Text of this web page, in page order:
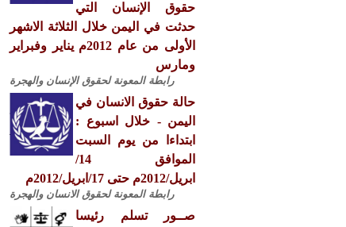
حقوق الإنسان التي
حدثت في اليمن خلال الثلاثة الاشهر
الأولى من عام 2012م يناير وفبراير
ومارس
رابطة المعونة لحقوق الإنسان والهجرة
حالة حقوق الانسان في
اليمن - خلال اسبوع :
ابتداءا من يوم السبت
الموافق 14/
ابريل/2012م حتى 17/ابريل/2012م
رابطة المعونة لحقوق الانسان والهجرة
صــور تسلم رئيسا